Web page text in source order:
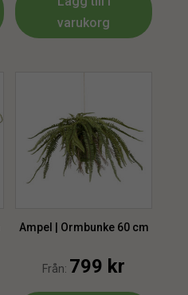
varukorg
Ampel | Ormbunke 60 cm
Från: 799 kr